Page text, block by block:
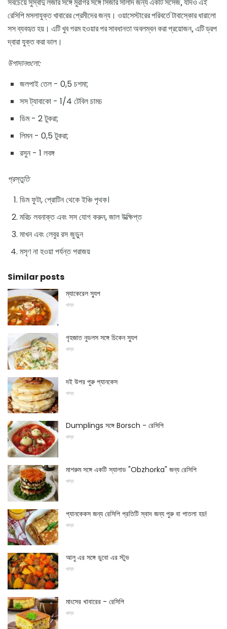
সবচেয়ে সুস্বাদু লজার সঙ্গে মুরগির সঙ্গে সিজার সালাদ জন্য একটি সসেজ, যদিও এই
রেসিপি মসলাযুক্ত খাবারের প্রেমীদের জন্য। ওয়াসেস্টারের পরিবর্তে টাবাস্কোর ধারালো
সস ব্যবহৃত হয়। এটি খুব গরম হওয়ার পর সাবধানতা অবলম্বন করা প্রয়োজন, এটি ড্রপ
দ্বারা যুক্ত করা ভাল।
উপাদানগুলো:
জলপাই তেল - 0,5 চশমা;
সস ট্যাবাকো - 1/4 টেবিল চামচ
ডিম - 2 টুকরা;
লিমন - 0,5 টুকরা;
রসুন - 1 লবঙ্গ
প্রস্তুতি
ডিম ফুটা, প্রোটিন থেকে ইঞ্চি পৃথক।
মরিচ লবনাক্ত এবং সস যোগ করুন, জাল উত্ক্ষিপ্ত
মাখন এবং লেবুর রস জুড়ুন
মসৃণ না হওয়া পর্যন্ত পরাজয়
Similar posts
ম্যাকেরেল স্যুপ
খাদ্য
গৃহজাত নুডলস সঙ্গে চিকেন স্যুপ
খাদ্য
দই উপর পুরু প্যানকেস
খাদ্য
Dumplings সঙ্গে Borsch - রেসিপি
খাদ্য
মাশরুম সঙ্গে একটি স্যালাড "Obzhorka" জন্য রেসিপি
খাদ্য
প্যানকেকস জন্য রেসিপি প্রতিটি স্বাদ জন্য পুরু বা পাতলা হয়!
খাদ্য
আলু এর সঙ্গে ডুবো এর স্টুভ
খাদ্য
মাংসের খাবারের - রেসিপি
খাদ্য